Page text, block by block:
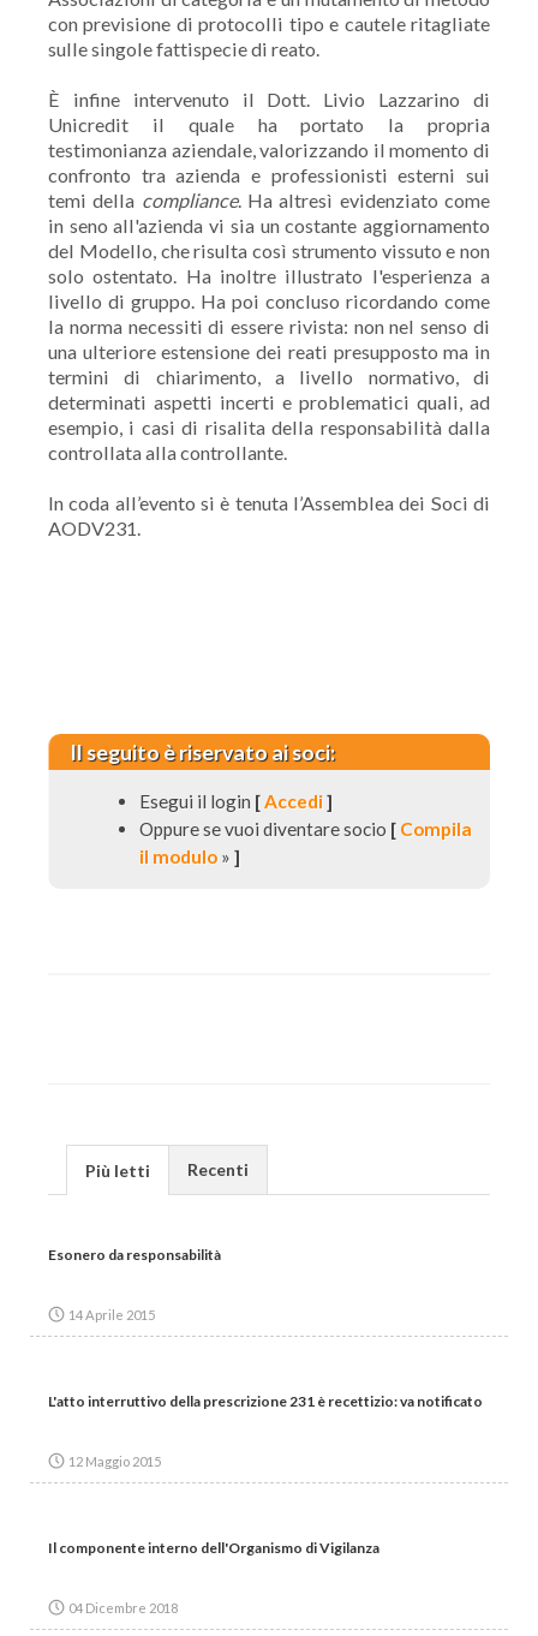
con previsione di protocolli tipo e cautele ritagliate
sulle singole fattispecie di reato.
È infine intervenuto il Dott. Livio Lazzarino di
Unicredit il quale ha portato la propria
testimonianza aziendale, valorizzando il momento di
confronto tra azienda e professionisti esterni sui
temi della compliance. Ha altresì evidenziato come
in seno all'azienda vi sia un costante aggiornamento
del Modello, che risulta così strumento vissuto e non
solo ostentato. Ha inoltre illustrato l'esperienza a
livello di gruppo. Ha poi concluso ricordando come
la norma necessiti di essere rivista: non nel senso di
una ulteriore estensione dei reati presupposto ma in
termini di chiarimento, a livello normativo, di
determinati aspetti incerti e problematici quali, ad
esempio, i casi di risalita della responsabilità dalla
controllata alla controllante.
In coda all’evento si è tenuta l’Assemblea dei Soci di
AODV231.
Il seguito è riservato ai soci:
Esegui il login [Accedi]
Oppure se vuoi diventare socio [ Compila
il modulo » ]
Più letti Recenti
Esonero da responsabilità
14 Aprile 2015
L'atto interruttivo della prescrizione 231 è recettizio: va notificato
12 Maggio 2015
Il componente interno dell'Organismo di Vigilanza
04 Dicembre 2018